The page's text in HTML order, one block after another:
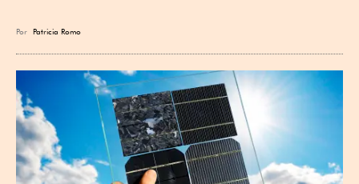
Por Patricia Romo